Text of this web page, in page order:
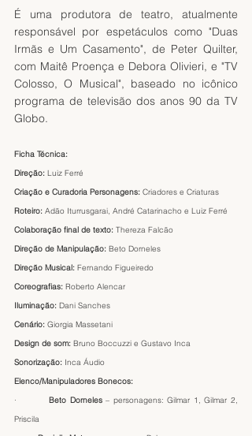
É uma produtora de teatro, atualmente
responsável por espetáculos como "Duas
Irmãs e Um Casamento", de Peter Quilter,
com Maitê Proença e Debora Olivieri, e "TV
Colosso, O Musical", baseado no icônico
programa de televisão dos anos 90 da TV
Globo.
Ficha Técnica:
Direção: Luiz Ferré
Criação e Curadoria Personagens: Criadores e Criaturas
Roteiro: Adão Iturrusgarai, André Catarinacho e Luiz Ferré
Colaboração final de texto: Thereza Falcão
Direção de Manipulação: Beto Dorneles
Direção Musical: Fernando Figueiredo
Coreografias: Roberto Alencar
Iluminação: Dani Sanches
Cenário: Giorgia Massetani
Design de som: Bruno Boccuzzi e Gustavo Inca
Sonorização: Inca Áudio
Elenco/Manipuladores Bonecos:
· Beto Dorneles – personagens: Gilmar 1, Gilmar 2,
Priscila